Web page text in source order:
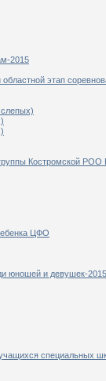
2015
этап
Костромской
ЦФО
юношей и девушек-
специальных